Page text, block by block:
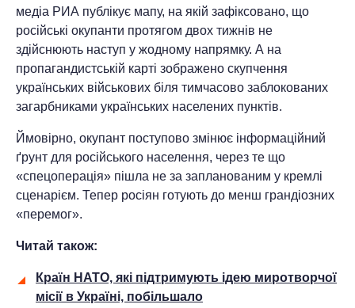
медіа РИА публікує мапу, на якій зафіксовано, що
російські окупанти протягом двох тижнів не
здійснюють наступ у жодному напрямку. А на
пропагандистській карті зображено скупчення
українських військових біля тимчасово заблокованих
загарбниками українських населених пунктів.
Ймовірно, окупант поступово змінює інформаційний
ґрунт для російського населення, через те що
«спецоперація» пішла не за запланованим у кремлі
сценарієм. Тепер росіян готують до менш грандіозних
«перемог».
Читай також:
Країн НАТО, які підтримують ідею миротворчої
місії в Україні, побільшало